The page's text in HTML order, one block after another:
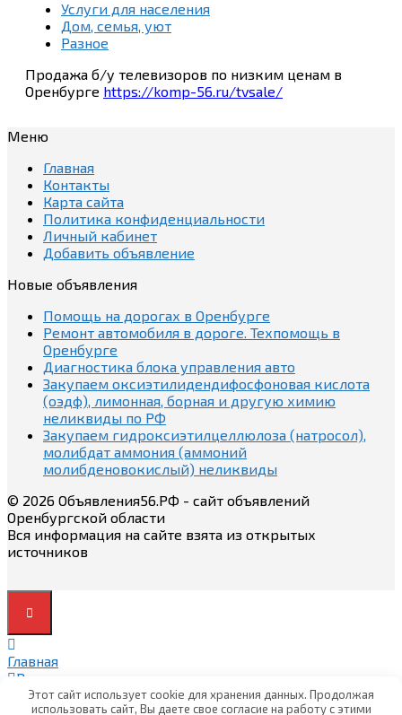
Услуги для населения
Дом, семья, уют
Разное
Продажа б/у телевизоров по низким ценам в
Оренбурге https://komp-56.ru/tvsale/
Меню
Главная
Контакты
Карта сайта
Политика конфиденциальности
Личный кабинет
Добавить объявление
Новые объявления
Помощь на дорогах в Оренбурге
Ремонт автомобиля в дороге. Техпомощь в
Оренбурге
Диагностика блока управления авто
Закупаем оксиэтилидендифосфоновая кислота
(оэдф), лимонная, борная и другую химию
неликвиды по РФ
Закупаем гидроксиэтилцеллюлоза (натросол),
молибдат аммония (аммоний
молибденовокислый) неликвиды
© 2026 Объявления56.РФ - сайт объявлений
Оренбургской области
Вся информация на сайте взята из открытых
источников
Главная
Вход
ВходЭтот сайт использует cookie для хранения данных. Продолжая
использовать сайт, Вы даете свое согласие на работу с этими